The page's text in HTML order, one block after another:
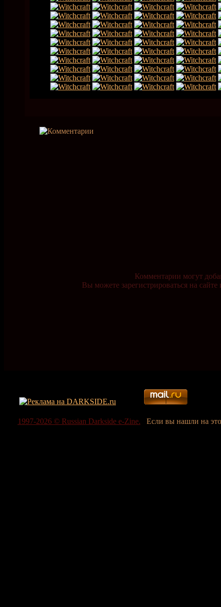
Комментарии могут
Вы можете зарегистрироваться на сайте
1997-2026 © Russian Darkside e-Zine. Если вы нашли на